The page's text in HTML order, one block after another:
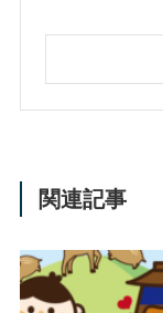
関連記事